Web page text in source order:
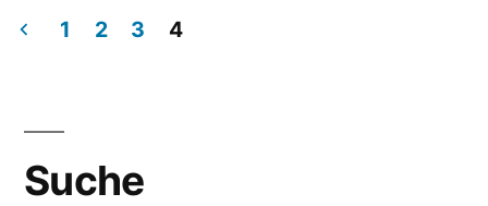
1 2 3 4
Suche